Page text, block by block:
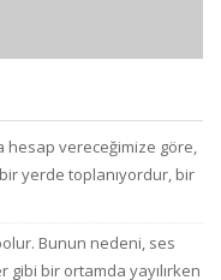
hesap vereceğimize göre,
yerde toplanıyordur, bir
Bunun nedeni, ses
gibi bir ortamda yayılırken